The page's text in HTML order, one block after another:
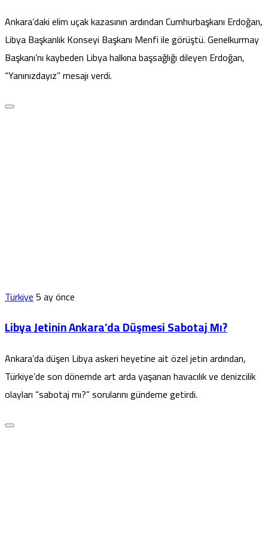
Ankara’daki elim uçak kazasının ardından Cumhurbaşkanı Erdoğan,
Libya Başkanlık Konseyi Başkanı Menfi ile görüştü. Genelkurmay
Başkanı’nı kaybeden Libya halkına başsağlığı dileyen Erdoğan,
“Yanınızdayız” mesajı verdi.
Türkiye5 ay önce
Libya Jetinin Ankara’da Düşmesi Sabotaj Mı?
Ankara’da düşen Libya askeri heyetine ait özel jetin ardından,
Türkiye’de son dönemde art arda yaşanan havacılık ve denizcilik
olayları “sabotaj mı?” sorularını gündeme getirdi.